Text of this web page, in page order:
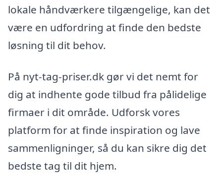
lokale håndværkere tilgængelige, kan det
være en udfordring at finde den bedste
løsning til dit behov.
På nyt-tag-priser.dk gør vi det nemt for
dig at indhente gode tilbud fra pålidelige
firmaer i dit område. Udforsk vores
platform for at finde inspiration og lave
sammenligninger, så du kan sikre dig det
bedste tag til dit hjem.